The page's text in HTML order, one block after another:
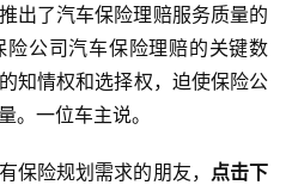
出了汽车保险理赔服务质量的
公司汽车保险理赔的关键数
知情权和选择权，迫使保险公
。一位车主说。
保险规划需求的朋友， 点击下